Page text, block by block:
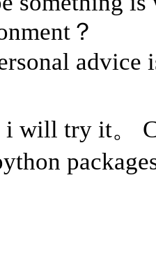
？
advice
i will try it。